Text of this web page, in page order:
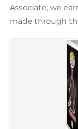
Associate, we
made through